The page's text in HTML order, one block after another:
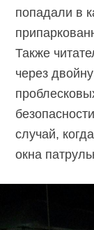
попадали в
Также
через
случай,
окна